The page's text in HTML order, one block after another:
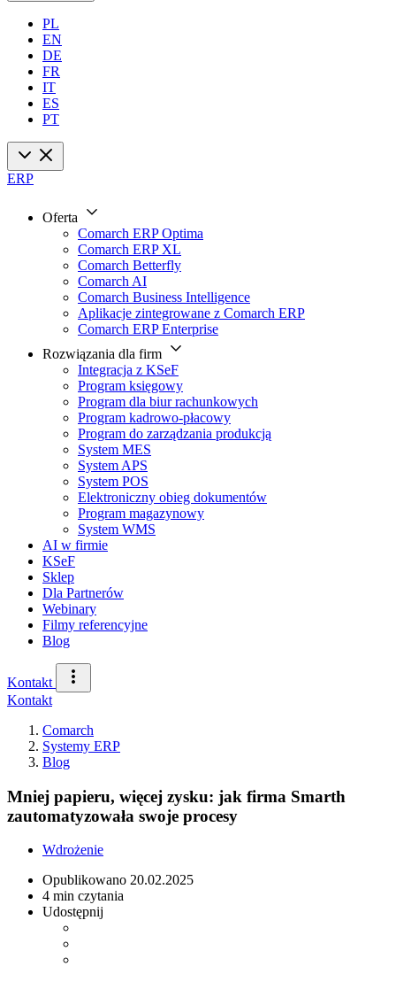
PL
EN
DE
FR
IT
ES
PT
ERP
Oferta
Comarch ERP Optima
Comarch ERP XL
Comarch Betterfly
Comarch AI
Comarch Business Intelligence
Aplikacje zintegrowane z Comarch ERP
Comarch ERP Enterprise
Rozwiązania dla firm
Integracja z KSeF
Program księgowy
Program dla biur rachunkowych
Program kadrowo-płacowy
Program do zarządzania produkcją
System MES
System APS
System POS
Elektroniczny obieg dokumentów
Program magazynowy
System WMS
AI w firmie
KSeF
Sklep
Dla Partnerów
Webinary
Filmy referencyjne
Blog
Kontakt
Kontakt
Comarch
Systemy ERP
Blog
Mniej papieru, więcej zysku: jak firma Smarth
zautomatyzowała swoje procesy
Wdrożenie
Opublikowano 20.02.2025
4 min czytania
Udostępnij